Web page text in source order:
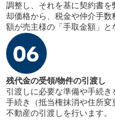
調整し、それを基に契約書
却価格から、税金や仲介手
額が売主様の「手取金額」と
残代金の受領/物件の引渡し
引渡しに必要な準備や手続
手続き（抵当権抹消や住所
不動産の引渡しを行います。